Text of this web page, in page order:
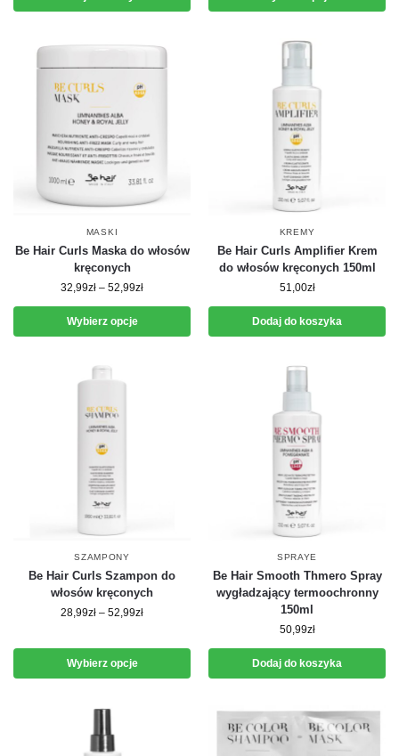
MASKI
Be Hair Curls Maska do włosów
kręconych
32,99zł – 52,99zł
Wybierz opcje
KREMY
Be Hair Curls Amplifier Krem
do włosów kręconych 150ml
51,00zł
Dodaj do koszyka
SZAMPONY
Be Hair Curls Szampon do
włosów kręconych
28,99zł – 52,99zł
Wybierz opcje
SPRAYE
Be Hair Smooth Thmero Spray
wygładzający termoochronny
150ml
50,99zł
Dodaj do koszyka